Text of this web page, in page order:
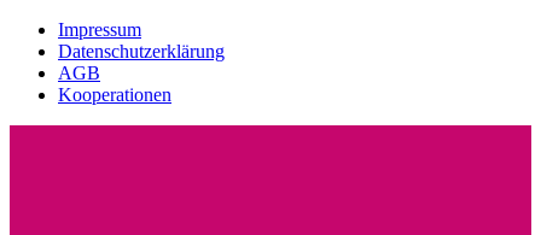
Impressum
Datenschutzerklärung
AGB
Kooperationen